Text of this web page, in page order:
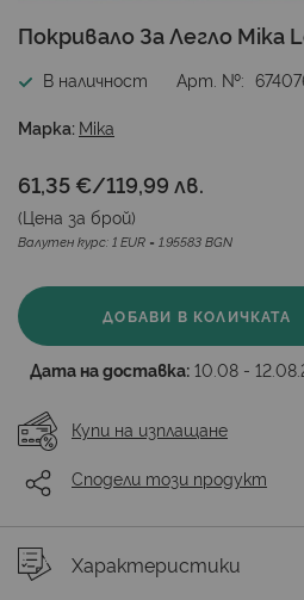
Преминете
началото
галерия
снимки
Покривало За Легло Mika
В наличност Арт. №
Марка: Mika
61,35 €/119,99 лв.
(Цена за брой)
Валутен курс: 1 EUR = 1.95583 BGN
ДОБАВИ В КОЛИЧКАТА
Дата на доставка: 10.08 -
Купи на изплащане
Сподели този продукт
Характеристики